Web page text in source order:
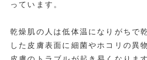
っています。
乾燥肌の人は低体温になりがちで
した皮膚表面に細菌やホコリの異